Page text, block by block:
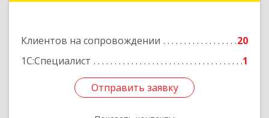
Клиентов на сопровождении
20
1С:Специалист
1
Отправить заявку
Подробнее
Отправить заявку